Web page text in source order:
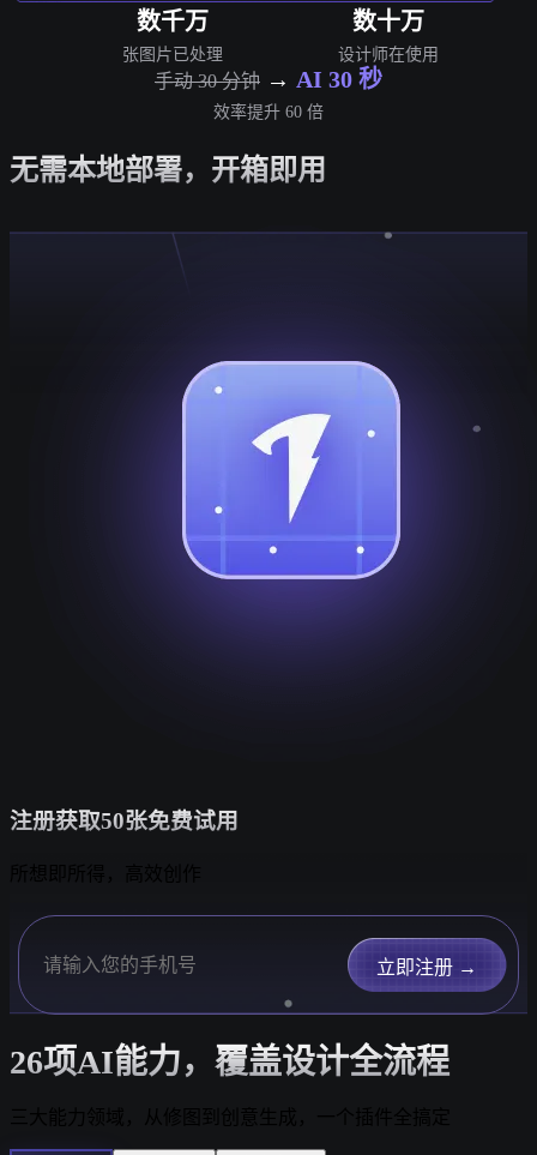
数千万
张图片已处理
数十万
设计师在使用
手动 30 分钟 → AI 30 秒
效率提升 60 倍
无需本地部署，开箱即用
注册获取50张免费试用
立即注册 →
26项AI能力，覆盖设计全流程